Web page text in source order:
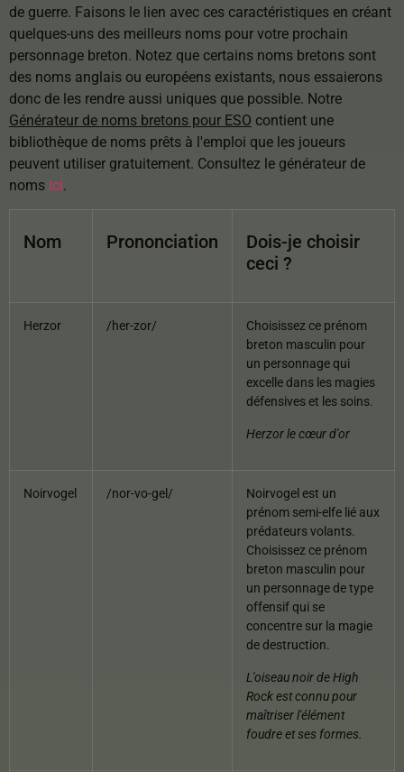
de guerre. Faisons le lien avec ces caractéristiques en créant
quelques-uns des meilleurs noms pour votre prochain
personnage breton. Notez que certains noms bretons sont
des noms anglais ou européens existants, nous essaierons
donc de les rendre aussi uniques que possible. Notre
Générateur de noms bretons pour ESO contient une
bibliothèque de noms prêts à l'emploi que les joueurs
peuvent utiliser gratuitement. Consultez le générateur de
noms ici.
Nom Prononciation
Dois-je choisir
ceci ?
Herzor /her-zor/
Choisissez ce prénom
breton masculin pour
un personnage qui
excelle dans les magies
défensives et les soins.
Herzor le cœur d'or
Noirvogel /nor-vo-gel/
Noirvogel est un
prénom semi-elfe lié aux
prédateurs volants.
Choisissez ce prénom
breton masculin pour
un personnage de type
offensif qui se
concentre sur la magie
de destruction.
L'oiseau noir de High
Rock est connu pour
maîtriser l'élément
foudre et ses formes.